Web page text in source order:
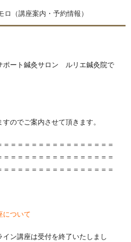
ロ（講座案内・予約情報）
ート鍼灸サロン ルリエ鍼灸院で
のでご案内させて頂きます。
＝＝＝＝＝＝＝＝＝＝＝＝＝＝＝＝
＝＝＝＝＝＝＝＝＝＝＝＝＝＝＝＝
＝＝＝＝＝＝＝＝＝＝＝＝＝＝＝＝
について
ン講座は受付を終了いたしまし